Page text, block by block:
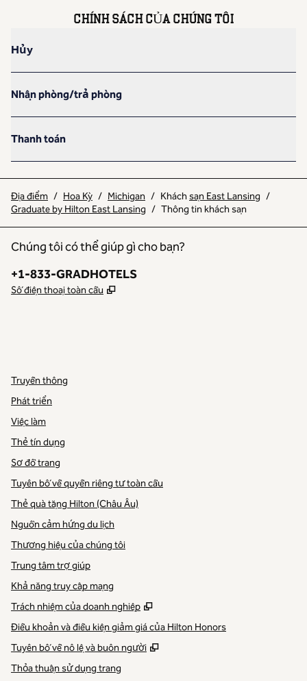
CHÍNH SÁCH CỦA CHÚNG TÔI
Hủy
Nhận phòng/trả phòng
Thanh toán
Địa điểm / Hoa Kỳ / Michigan / Kháchsạn East Lansing /
Graduate by Hilton East Lansing / Thông tin khách sạn
Chúng tôi có thể giúp gì cho bạn?
Điện thoại:
+1-833-GRADHOTELS
Số điện thoại toàn cầu ,
Truyền thông
Phát triển
Việc làm
Thẻ tín dụng
Sơ đồ trang
Tuyên bố về quyền riêng tư toàn cầu
Thẻ quà tặng Hilton (Châu Âu)
Nguồn cảm hứng du lịch
Thương hiệu của chúng tôi
Trung tâm trợ giúp
Khả năng truy cập mạng
Trách nhiệm của doanh nghiệp
,
Điều khoản và điều kiện giảm giá của Hilton Honors
Tuyên bố về nô lệ và buôn người
,
Thỏa thuận sử dụng trang